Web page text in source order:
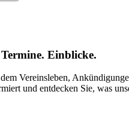
Einblicke.
Vereinsleben,
und entdecken Sie, was